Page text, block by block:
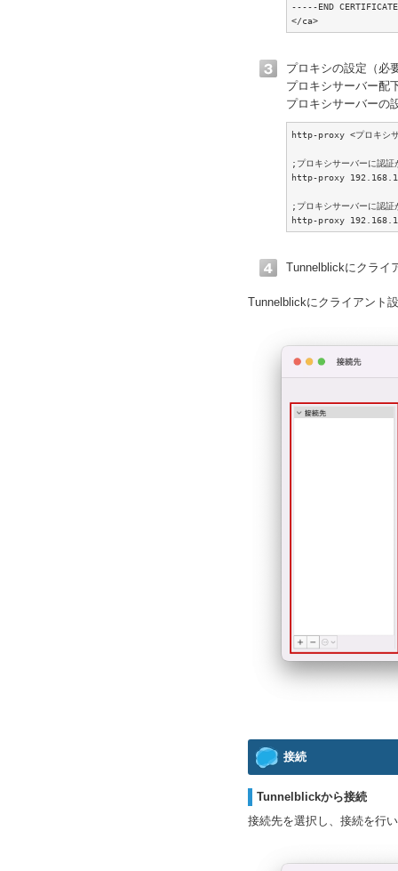
-----END
</ca>
プロキシの設定（必
プロキシサーバー配
プロキシサーバーの
http-proxy <プロキシサ
;プロキシサーバーに認証
http-proxy
;プロキシサーバーに認証
http-proxy
Tunnelblickにクライ
Tunnelblickにクライアント
接続
Tunnelblickから接続
接続先を選択し、接続を行